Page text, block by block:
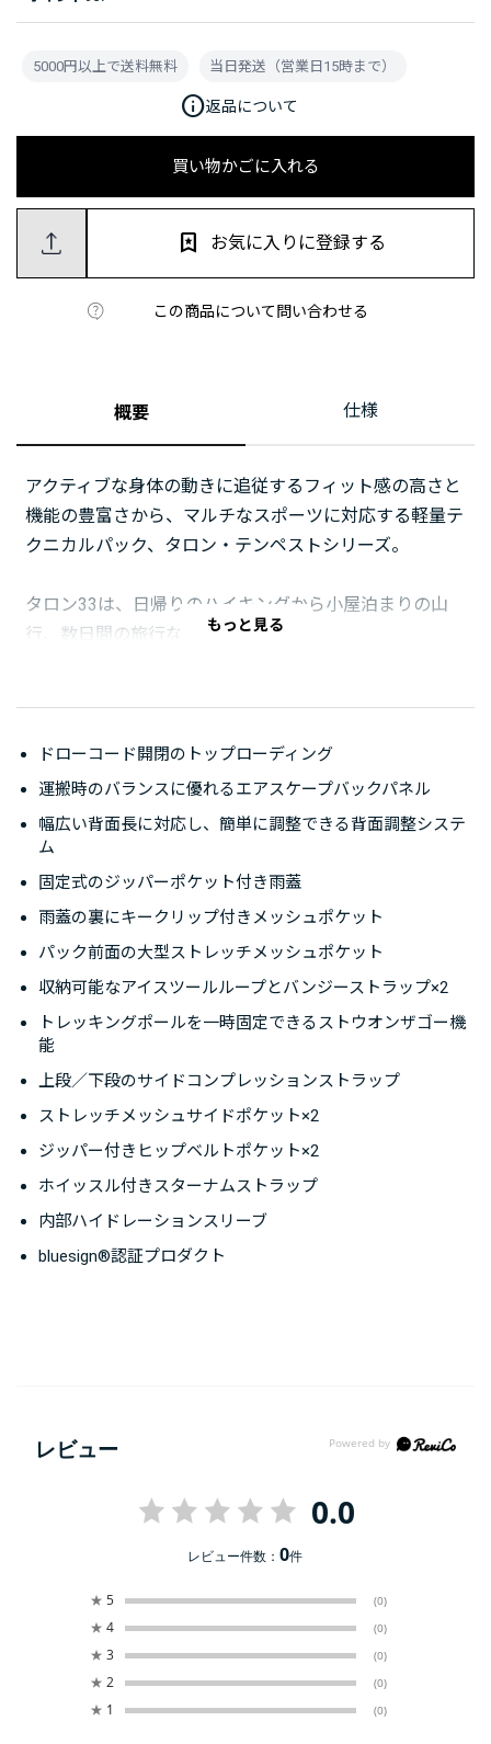
買い物かごに入れる
この商品について問い合わせる
お気に入りに登録する
5000円以上で送料無料 当日発送（営業日15時まで）
info返品について
概要 仕様
アクティブな身体の動きに追従するフィット感の高さと
機能の豊富さから、マルチなスポーツに対応する軽量テ
クニカルパック、タロン・テンペストシリーズ。
タロン33は、日帰りのハイキングから小屋泊まりの山
行、数日間の旅行などに最適です。
キングポールをパックに一時固定できる、オスプレー独
自のストウオンザゴー機能を備えています。
背面には、運搬時の安定性と適度な通気性に優れるエア
スケープバックパネルを採用。レールとウェビングで調
に対応し、高いフィット感をもたらします。インジョク
ション成形されたフレームシートは縦方向のねじれに強
く、背面に沿って曲がることにより、快適性を高めてい
ます。バックパネルとシームレスに一体化された、柔軟
性のあるヒップベルトが腰を包み込み、アクティブな身
体の動きに対応します。
※この商品はメンズモデルです。ウィメンズモデルとし
もっと見る
ドローコード開閉のトップローディング
運搬時のバランスに優れるエアスケープバックパネル
幅広い背面長に対応し、簡単に調整できる背面調整システ
ム
固定式のジッパーポケット付き雨蓋
雨蓋の裏にキークリップ付きメッシュポケット
パック前面の大型ストレッチメッシュポケット
収納可能なアイスツールループとバンジーストラップ×2
トレッキングポールを一時固定できるストウオンザゴー機
能
上段／下段のサイドコンプレッションストラップ
ストレッチメッシュサイドポケット×2
ジッパー付きヒップベルトポケット×2
ホイッスル付きスターナムストラップ
内部ハイドレーションスリーブ
bluesign®認証プロダクト
レビュー
0.0
レビュー件数：0件
★ 5 (0)
★ 4 (0)
★ 3 (0)
★ 2 (0)
★ 1 (0)